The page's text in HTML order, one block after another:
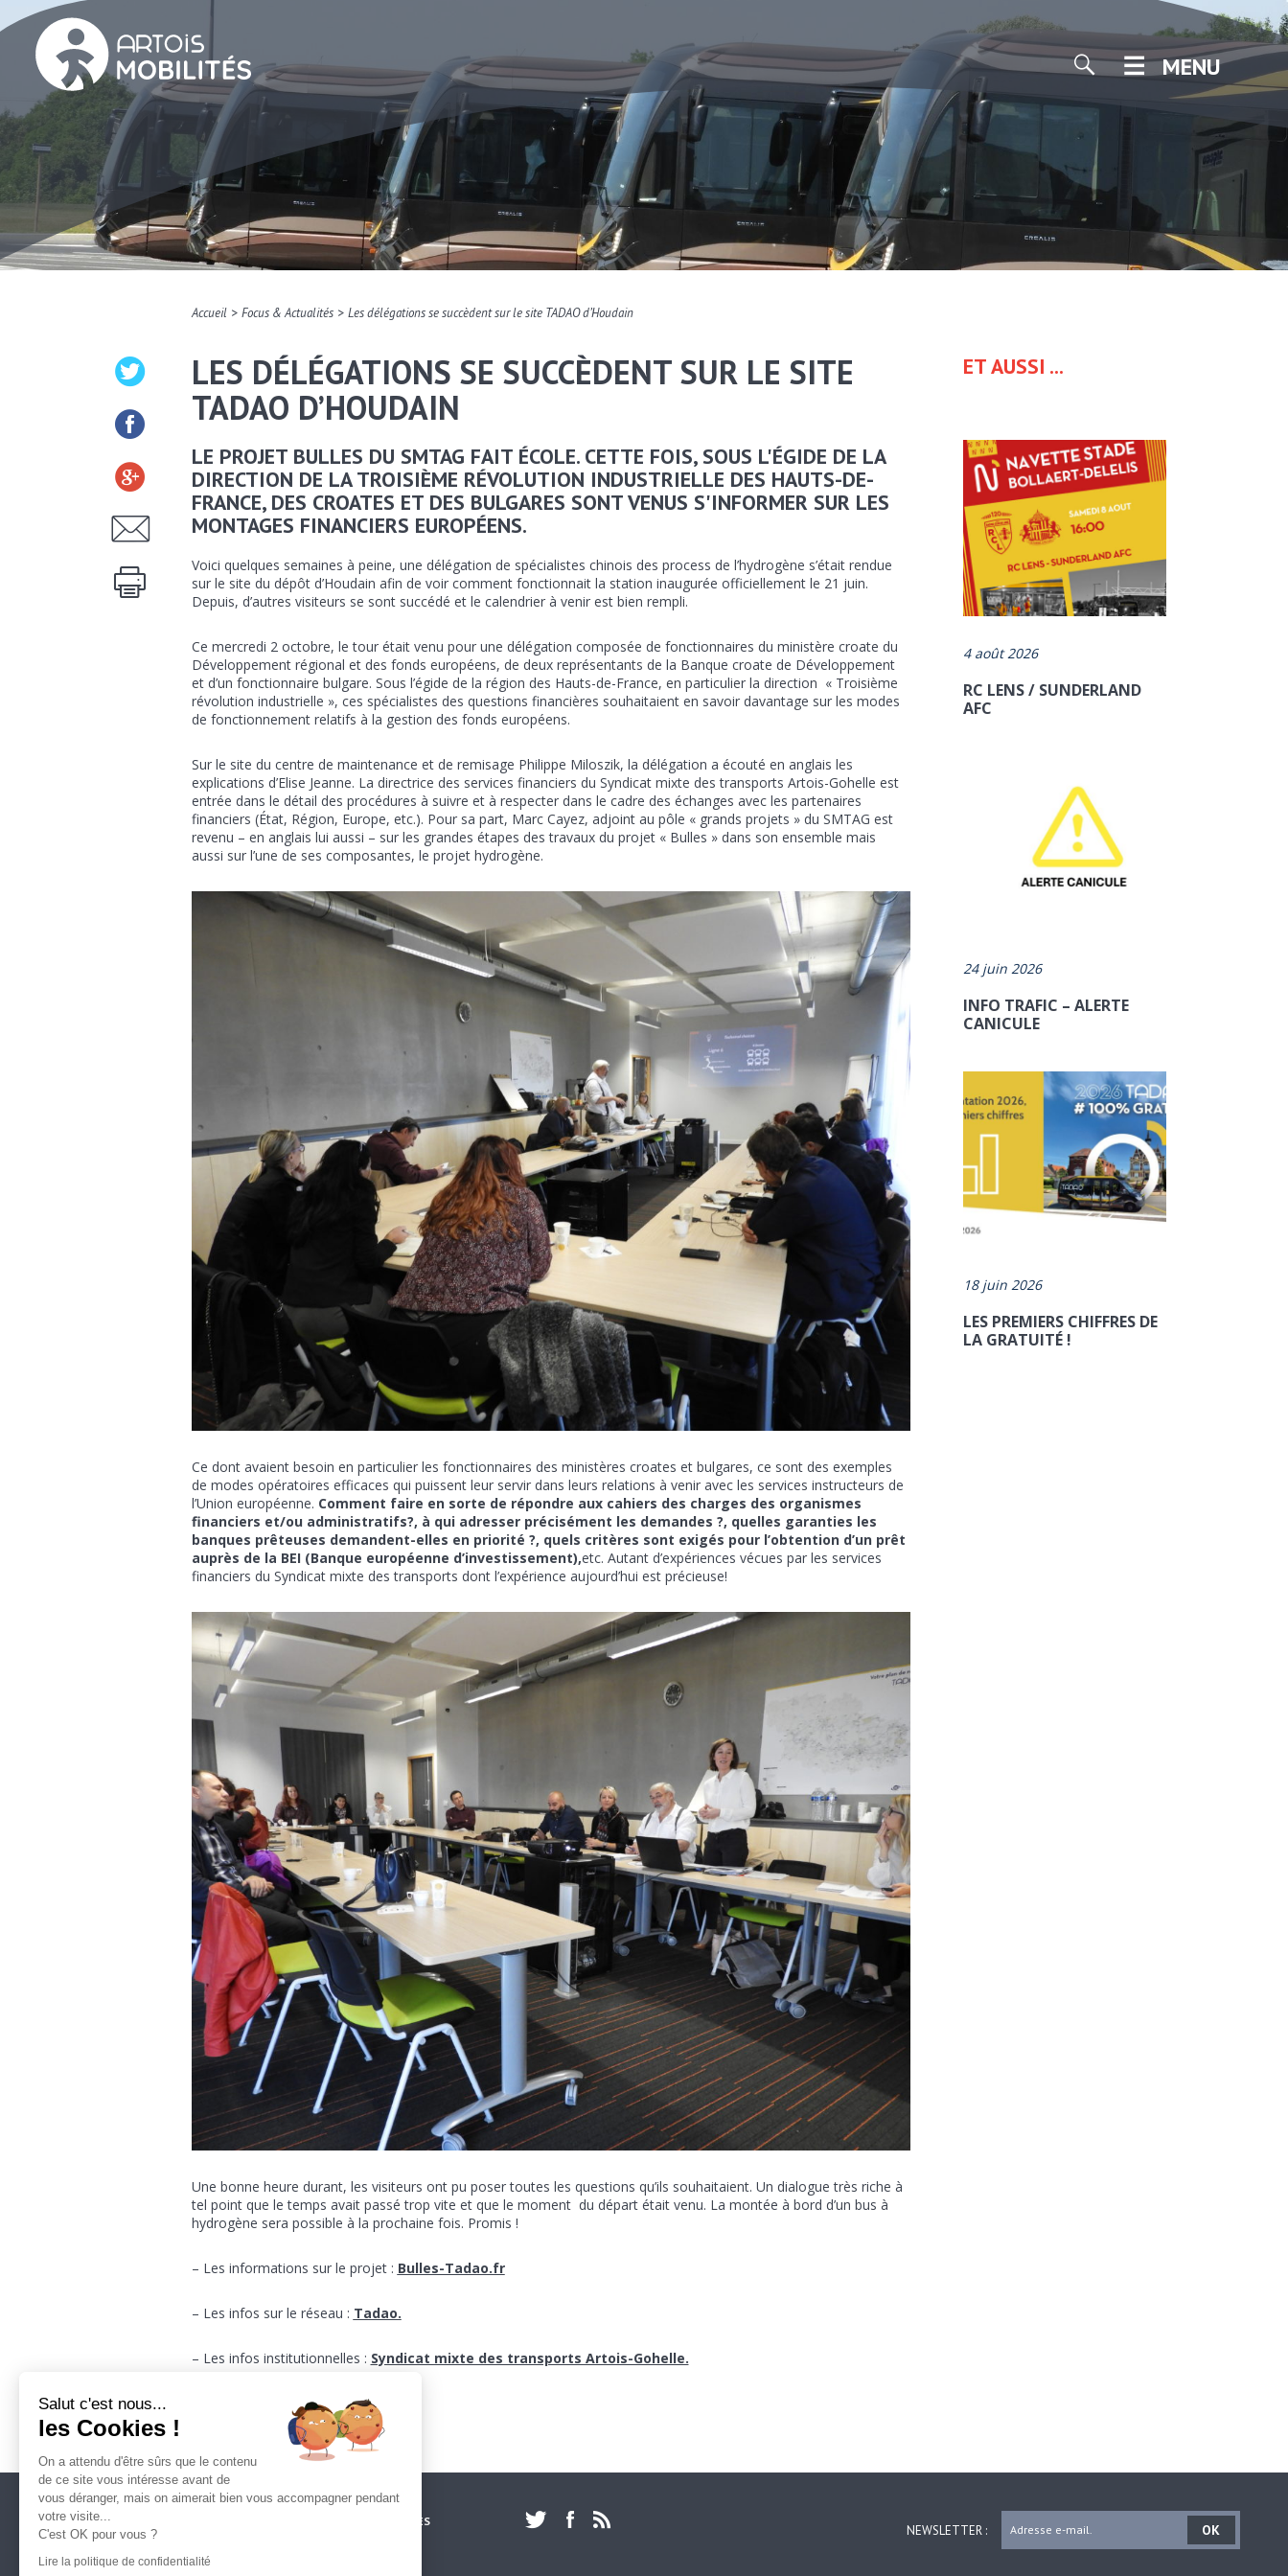
MENU
Accueil > Focus & Actualités > Les délégations se succèdent sur le site TADAO d’Houdain
LES DÉLÉGATIONS SE SUCCÈDENT SUR LE SITE
TADAO D’HOUDAIN
LE PROJET BULLES DU SMTAG FAIT ÉCOLE. CETTE FOIS, SOUS L'ÉGIDE DE LA
DIRECTION DE LA TROISIÈME RÉVOLUTION INDUSTRIELLE DES HAUTS-DE-
FRANCE, DES CROATES ET DES BULGARES SONT VENUS S'INFORMER SUR LES
MONTAGES FINANCIERS EUROPÉENS.
Voici quelques semaines à peine, une délégation de spécialistes chinois des process de l’hydrogène s’était rendue
sur le site du dépôt d’Houdain afin de voir comment fonctionnait la station inaugurée officiellement le 21 juin.
Depuis, d’autres visiteurs se sont succédé et le calendrier à venir est bien rempli.
Ce mercredi 2 octobre, le tour était venu pour une délégation composée de fonctionnaires du ministère croate du
Développement régional et des fonds européens, de deux représentants de la Banque croate de Développement
et d’un fonctionnaire bulgare. Sous l’égide de la région des Hauts-de-France, en particulier la direction « Troisième
révolution industrielle », ces spécialistes des questions financières souhaitaient en savoir davantage sur les modes
de fonctionnement relatifs à la gestion des fonds européens.
Sur le site du centre de maintenance et de remisage Philippe Miloszik, la délégation a écouté en anglais les
explications d’Elise Jeanne. La directrice des services financiers du Syndicat mixte des transports Artois-Gohelle est
entrée dans le détail des procédures à suivre et à respecter dans le cadre des échanges avec les partenaires
financiers (État, Région, Europe, etc.). Pour sa part, Marc Cayez, adjoint au pôle « grands projets » du SMTAG est
revenu – en anglais lui aussi – sur les grandes étapes des travaux du projet « Bulles » dans son ensemble mais
aussi sur l’une de ses composantes, le projet hydrogène.
Ce dont avaient besoin en particulier les fonctionnaires des ministères croates et bulgares, ce sont des exemples
de modes opératoires efficaces qui puissent leur servir dans leurs relations à venir avec les services instructeurs de
l’Union européenne. Comment faire en sorte de répondre aux cahiers des charges des organismes
financiers et/ou administratifs?, à qui adresser précisément les demandes ?, quelles garanties les
banques prêteuses demandent-elles en priorité ?, quels critères sont exigés pour l’obtention d’un prêt
auprès de la BEI (Banque européenne d’investissement),etc. Autant d’expériences vécues par les services
financiers du Syndicat mixte des transports dont l’expérience aujourd’hui est précieuse!
Une bonne heure durant, les visiteurs ont pu poser toutes les questions qu’ils souhaitaient. Un dialogue très riche à
tel point que le temps avait passé trop vite et que le moment du départ était venu. La montée à bord d’un bus à
hydrogène sera possible à la prochaine fois. Promis !
– Les informations sur le projet : Bulles-Tadao.fr
– Les infos sur le réseau : Tadao.
– Les infos institutionnelles : Syndicat mixte des transports Artois-Gohelle.
ENVOYER CE CONTENU PAR EMAIL :
ET AUSSI ...
4 août 2026
RC LENS / SUNDERLAND
AFC
24 juin 2026
INFO TRAFIC – ALERTE
CANICULE
18 juin 2026
LES PREMIERS CHIFFRES DE
LA GRATUITÉ !
CRÉDITS
MENTIONS LÉGALES
POLITIQUE DE CONFIDENTIALITÉ
NEWSLETTER : OK
Salut c'est nous...
les Cookies !
On a attendu d'être sûrs que le contenu
de ce site vous intéresse avant de
vous déranger, mais on aimerait bien vous accompagner pendant
votre visite...
C'est OK pour vous ?
Lire la politique de confidentialité